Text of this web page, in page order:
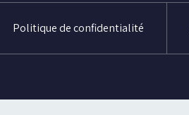
Politique de confidentialité